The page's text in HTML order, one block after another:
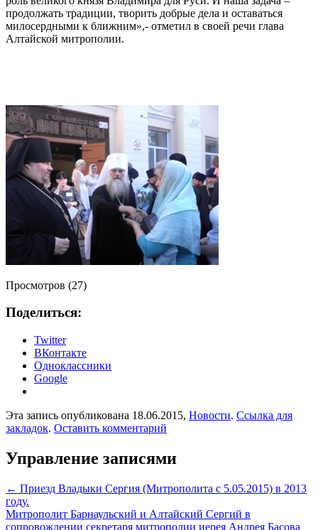
продолжать традиции, творить добрые дела и оставаться
милосердными к ближним»,- отметил в своей речи глава
Алтайской митрополии.
Просмотров (27)
Поделиться:
Twitter
ВКонтакте
Одноклассники
Google
Эта запись опубликована 18.06.2015, Новости. Ссылка для
закладок. Оставить комментарий
Управление записями
← Приезд Владыки Сергия (Митрополита с 5.05.2015) в 2013
году.
Митрополит Барнаульский и Алтайский Сергий в
сопровождении секретаря митрополии иерея Андрея Басова